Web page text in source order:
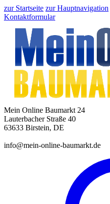
zur Startseite zur Hauptnavigation
Kontaktformular
Mein Online Baumarkt 24
Lauterbacher Straße 40
63633 Birstein, DE
info@mein-online-baumarkt.de